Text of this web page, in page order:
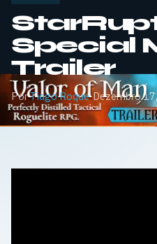
Special
Trailer
PorTiago Roque·Dezembro